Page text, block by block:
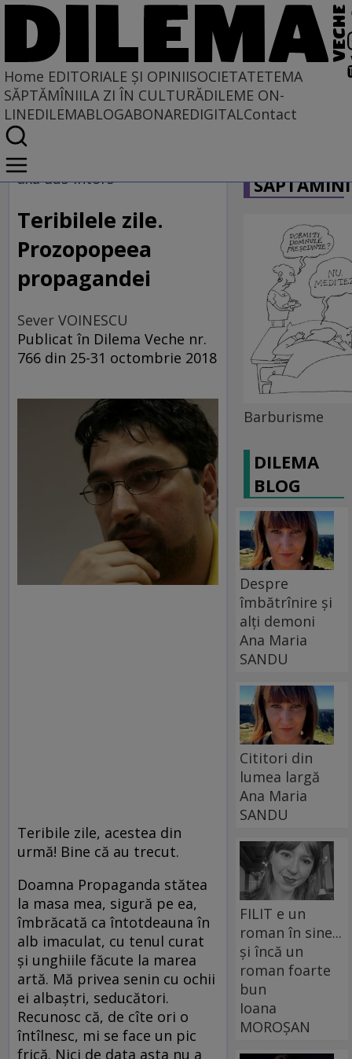
Home EDITORIALE ȘI OPINIISOCIETATETEMA
SĂPTĂMÎNIILA ZI ÎN CULTURĂDILEME ON-
LINEDILEMABLOGABONAREDIGITALContact
Home
EDITORIALE ȘI OPINII
axa dus-întors
Teribilele zile.
Prozopopeea
propagandei
Sever VOINESCU
Publicat în Dilema Veche nr.
766 din 25-31 octombrie 2018
Teribile zile, acestea din
urmă! Bine că au trecut.
Doamna Propaganda stătea
la masa mea, sigură pe ea,
îmbrăcată ca întotdeauna în
alb imaculat, cu tenul curat
și unghiile făcute la marea
artă. Mă privea senin cu ochii
ei albaștri, seducători.
Recunosc că, de cîte ori o
întîlnesc, mi se face un pic
frică. Nici de data asta nu a
Barburisme
DILEMA
BLOG
Despre
îmbătrînire și
alți demoni
Ana Maria
SANDU
Cititori din
lumea largă
Ana Maria
SANDU
FILIT e un
roman în sine...
și încă un
roman foarte
bun
Ioana
MOROȘAN